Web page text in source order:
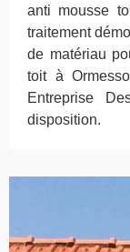
anti mousse
traitement
de matériau
toit à
Entreprise
disposition.